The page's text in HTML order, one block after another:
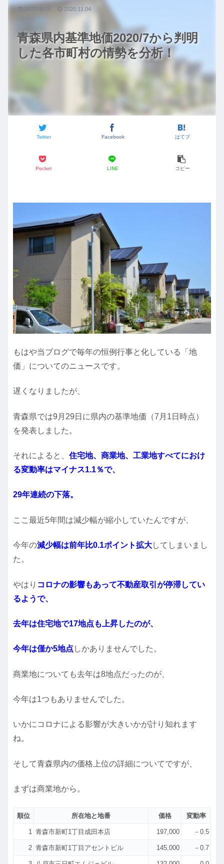
青森県内基準地価2020/7から判明
した各市町村の情勢を分析！
Twitter Facebook はてブ
Pocket LINE コピー
2025.08.05 2020.11.04
もはや当ブログで毎年の恒例行事と化している「地
価」についてのニュースです。
遅くなりましたが、
青森県では9月29日に県内の基準地価（7月1日時点）
を発表しました。
それによると、 住宅地、商業地、工業地すべてにおけ
る変動率はマイナス1.1％で、
29年連続の下落。
ここ最近5年間は減少幅が縮小していたんですが、
今年の減少幅は前年比0.1ポイント拡大してしまいまし
た。
やはり コロナの影響もあって不動産取引が停滞してい
るようで、
去年は住宅地で17地点も上昇したのが、
今年は僅か5地点 しかありませんでした。
商業地についても去年は8地点だったのが、
今年は1つもありませんでした。
いかにコロナによる影響が大きいかが計り知れます
ね。
そして青森県内の価格上位の詳細についてですが、
まずは商業地から。
順位 所在地と地番 価格 変動率
1 青森市新町1丁目成田本店 197,000 －0.5
2 青森市新町1丁目アセントビル 145,000 －0.7